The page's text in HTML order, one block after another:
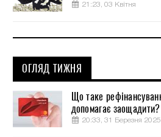
21:23, 03 Квітня
ОГЛЯД ТИЖНЯ
Що таке
допомагає заощадити?
20:33, 31 Березня 2025